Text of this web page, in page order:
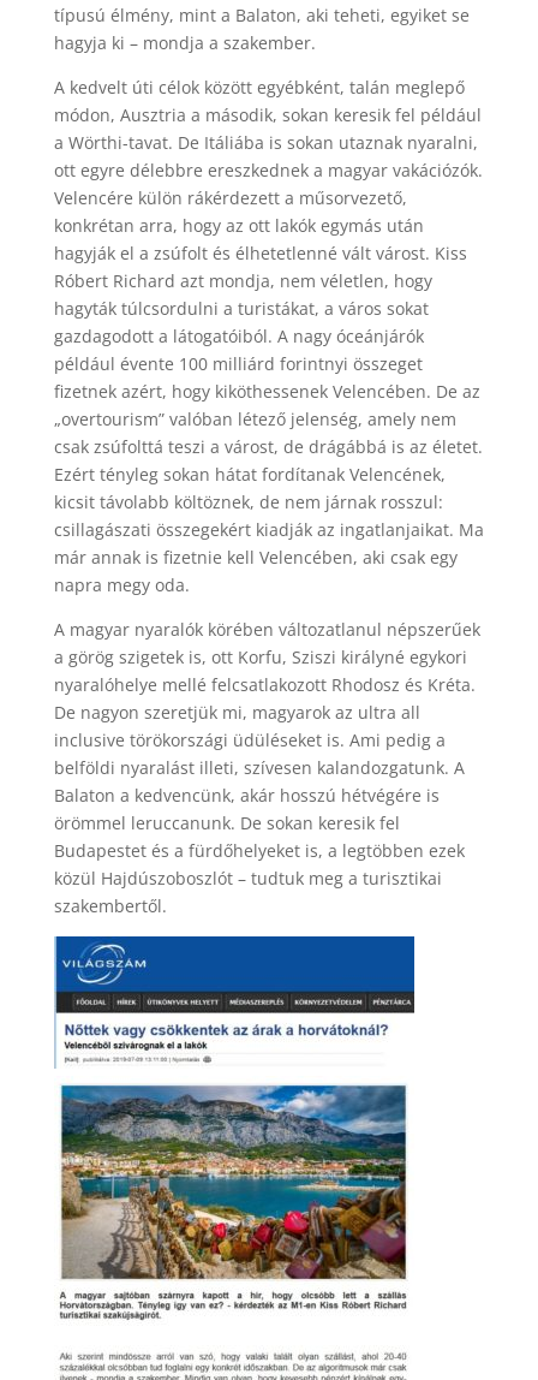
típusú élmény, mint a Balaton, aki teheti, egyiket se
hagyja ki – mondja a szakember.
A kedvelt úti célok között egyébként, talán meglepő
módon, Ausztria a második, sokan keresik fel például
a Wörthi-tavat. De Itáliába is sokan utaznak nyaralni,
ott egyre délebbre ereszkednek a magyar vakációzók.
Velencére külön rákérdezett a műsorvezető,
konkrétan arra, hogy az ott lakók egymás után
hagyják el a zsúfolt és élhetetlenné vált várost. Kiss
Róbert Richard azt mondja, nem véletlen, hogy
hagyták túlcsordulni a turistákat, a város sokat
gazdagodott a látogatóiból. A nagy óceánjárók
például évente 100 milliárd forintnyi összeget
fizetnek azért, hogy kiköthessenek Velencében. De az
„overtourism” valóban létező jelenség, amely nem
csak zsúfolttá teszi a várost, de drágábbá is az életet.
Ezért tényleg sokan hátat fordítanak Velencének,
kicsit távolabb költöznek, de nem járnak rosszul:
csillagászati összegekért kiadják az ingatlanjaikat. Ma
már annak is fizetnie kell Velencében, aki csak egy
napra megy oda.
A magyar nyaralók körében változatlanul népszerűek
a görög szigetek is, ott Korfu, Sziszi királyné egykori
nyaralóhelye mellé felcsatlakozott Rhodosz és Kréta.
De nagyon szeretjük mi, magyarok az ultra all
inclusive törökországi üdüléseket is. Ami pedig a
belföldi nyaralást illeti, szívesen kalandozgatunk. A
Balaton a kedvencünk, akár hosszú hétvégére is
örömmel leruccanunk. De sokan keresik fel
Budapestet és a fürdőhelyeket is, a legtöbben ezek
közül Hajdúszoboszlót – tudtuk meg a turisztikai
szakembertől.